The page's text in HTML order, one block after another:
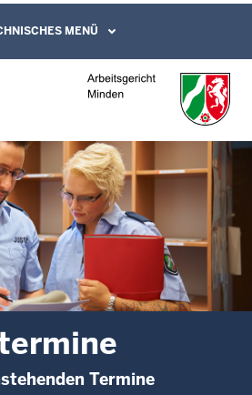
Gebärdensprachenvideo
MENÜ
Termine